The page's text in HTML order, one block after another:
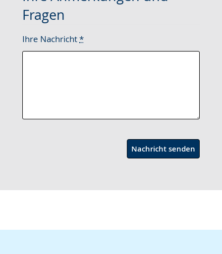
Fragen
Ihre Nachricht*
Nachricht senden